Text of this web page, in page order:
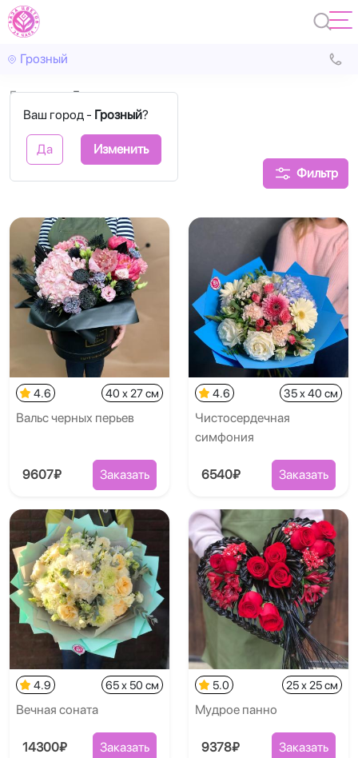
Грозный
Ваш город - Грозный?
Да Изменить
Главная Бувардия
Бувардия
Фильтр
4.6 40 x 27 см
Вальс черных перьев
9607₽ Заказать
4.6 35 x 40 см
Чистосердечная
симфония
6540₽ Заказать
4.9 65 x 50 см
Вечная соната
14300₽ Заказать
5.0 25 x 25 см
Мудрое панно
9378₽ Заказать